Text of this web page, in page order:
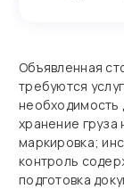
Объявленная
требуются
необходимость
хранение груза
маркировка;
контроль
подготовка